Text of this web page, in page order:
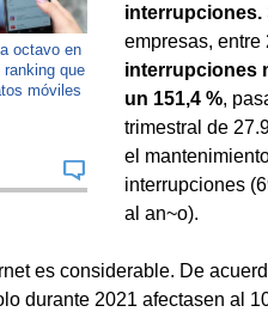
octavo en
ranking que
móviles
interrupciones.
empresas, entre
interrupciones
un 151,4 %,
trimestral de
el
interrupciones
al an~o).
es considerable. De
durante 2021 afectasen al